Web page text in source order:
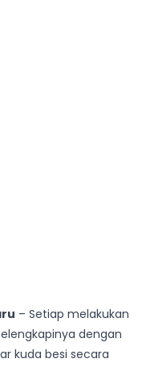
– Setiap melakukan
dengan
kuda besi secara